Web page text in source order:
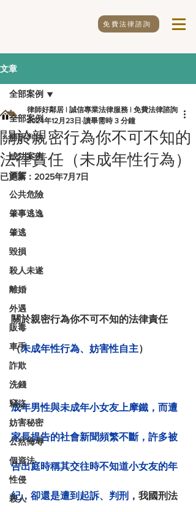
免費法律諮詢
文章
全部案例
勝訴判決
成功案例
酒駕
公共危險
肇事逃逸
肇逃
毀損
殺人未遂
離婚
外遇
販毒
車手
詐欺
洗錢
竊盜
妨害秘密
公然侮辱
個資法
性侵
殺人
全部案例
關於親密行為你不可不知的
法律責任（未成年性行為）
律師好鄰居 | 誠信專業法律服務 | 免費法律諮詢
2024年12月23日 讀畢需時 3 分鐘
已更新： 2025年7月7日
關於親密行為你不可不知的法律責任
（未成年性行為、妨害性自主）
成年男性與未成年小女友上摩鐵，而遭
家長提告的社會新聞頻繁不斷，許多被
告出庭時稱其交往時不知道小女友的年
紀，卻還是遭到起訴、判刑 ，我國刑法